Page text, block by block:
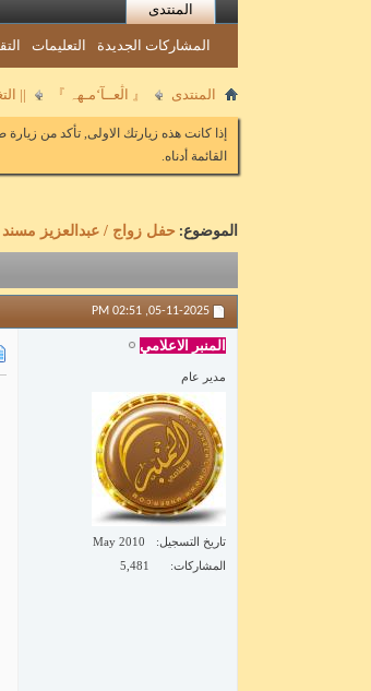
المنتدى
المشاركات الجديدة التعليمات
المنتدى 『 اڷعــآ‘مـهہ 』 ||
إذا كانت هذه زيارتك الاولى, تأكد من
القائمة أدناه.
الموضوع: حفل زواج / عبدالعزيز
05-11-2025,
02:51 PM
المنبر الاعلامي
مدير عام
تاريخ التسجيل
May 2010
المشاركات
5,481